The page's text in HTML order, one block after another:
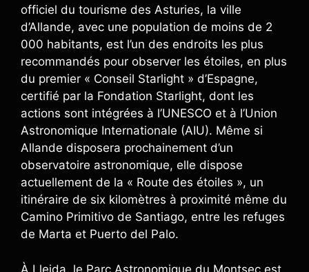
officiel du tourisme des Asturies, la ville
d’Allande, avec une population de moins de 2
000 habitants, est l’un des endroits les plus
recommandés pour observer les étoiles, en plus
du premier « Conseil Starlight » d’Espagne,
certifié par la Fondation Starlight, dont les
actions sont intégrées à l’UNESCO et à l’Union
Astronomique Internationale (AIU). Même si
Allande disposera prochainement d’un
observatoire astronomique, elle dispose
actuellement de la « Route des étoiles », un
itinéraire de six kilomètres à proximité même du
Camino Primitivo de Santiago, entre les refuges
de Marta et Puerto del Palo.
À Lleida, le Parc Astronomique du Montsec est